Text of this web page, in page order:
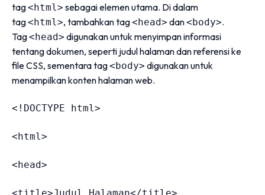
tag<html> sebagai elemen utama. Di dalam
tag<html>, tambahkan tag<head> dan<body>.
Tag<head> digunakan untuk menyimpan informasi
tentang dokumen, seperti judul halaman dan referensi ke
file CSS, sementara tag<body> digunakan untuk
menampilkan konten halaman web.
<!DOCTYPE html>
<html>
<head>